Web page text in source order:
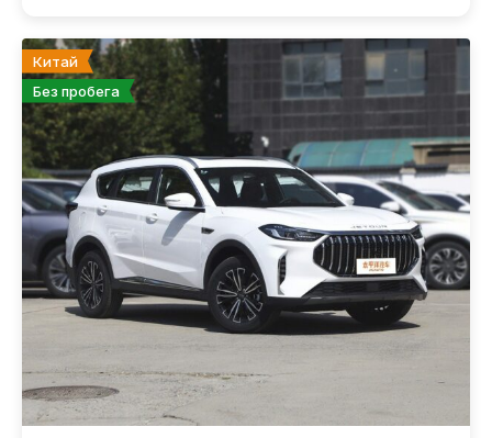
Китай
Без пробега